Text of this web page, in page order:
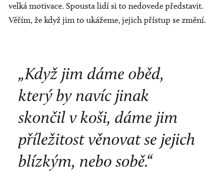
velká motivace. Spousta lidí si to nedovede představit.
Věřím, že když jim to ukážeme, jejich přístup se změní.
„Když jim dáme oběd,
který by navíc jinak
skončil v koši, dáme jim
příležitost věnovat se jejich
blízkým, nebo sobě.“